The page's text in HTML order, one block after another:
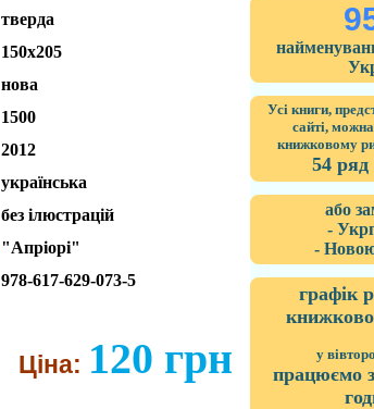
тверда
150x205
нова
1500
2012
українська
без ілюстрацій
"Апріорі"
978-617-629-073-5
Ціна: 120 грн
Усі книги,
сайті,
книжковому
54 ряд
або
-
-
графік
у
працюємо